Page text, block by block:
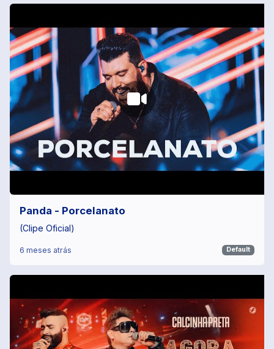
Panda - Porcelanato
(Clipe Oficial)
6 meses atrás Default